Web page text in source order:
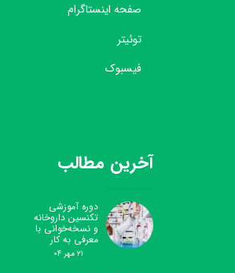
آخرین مطالب
دوره آموزشی
تکنسین داروخانه
و نسخه‌خوانی با
معرفی به کار
۲۱ مهر ۰۴
صفحه اینستاگرام
توئیتر
فیسبوک